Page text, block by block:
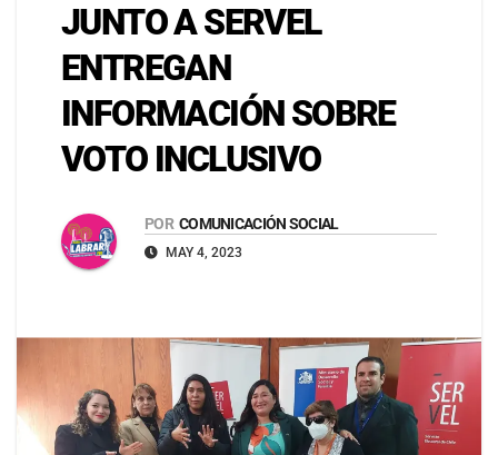
JUNTO A SERVEL
ENTREGAN
INFORMACIÓN SOBRE
VOTO INCLUSIVO
POR COMUNICACIÓN SOCIAL
MAY 4, 2023